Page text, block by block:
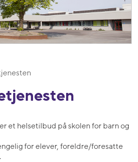
et helsetilbud på skolen for barn og
for elever, foreldre/foresatte